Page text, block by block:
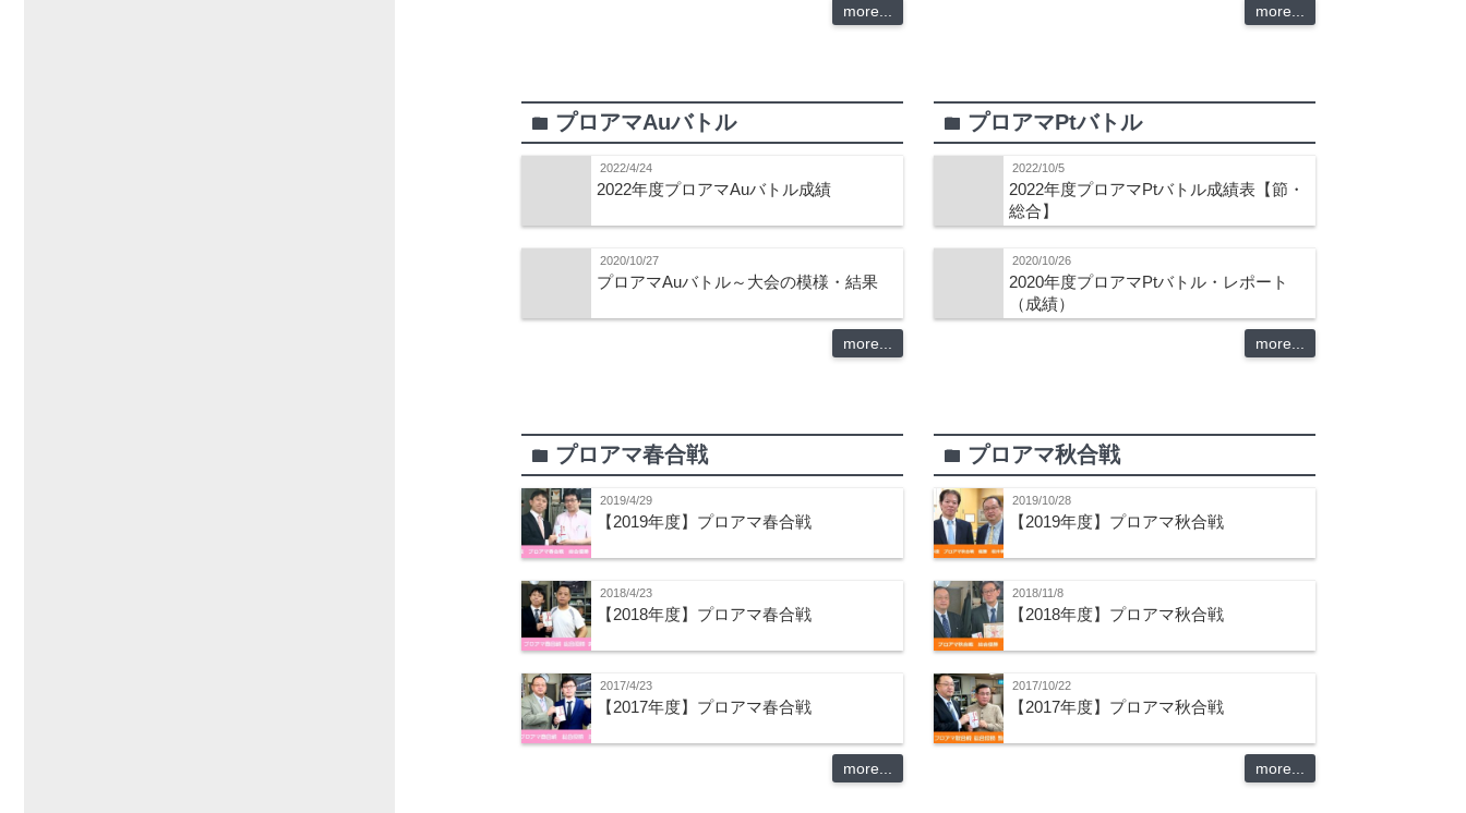
more... more...
folder プロアマAuバトル
2022/4/24
2022年度プロアマAuバトル成績
2020/10/27
プロアマAuバトル～大会の模様・結果
more...
folder プロアマPtバトル
2022/10/5
2022年度プロアマPtバトル成績表【節・
総合】
2020/10/26
2020年度プロアマPtバトル・レポート
（成績）
more...
folder プロアマ春合戦
2019/4/29
【2019年度】プロアマ春合戦
2018/4/23
【2018年度】プロアマ春合戦
2017/4/23
【2017年度】プロアマ春合戦
more...
folder プロアマ秋合戦
2019/10/28
【2019年度】プロアマ秋合戦
2018/11/8
【2018年度】プロアマ秋合戦
2017/10/22
【2017年度】プロアマ秋合戦
more...